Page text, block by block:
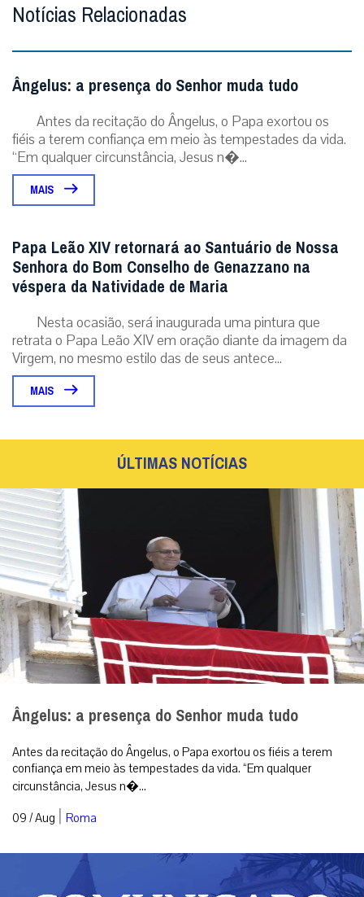
Notícias Relacionadas
Ângelus: a presença do Senhor muda tudo
Antes da recitação do Ângelus, o Papa exortou os
fiéis a terem confiança em meio às tempestades da vida.
“Em qualquer circunstância, Jesus n�...
MAIS
Papa Leão XIV retornará ao Santuário de Nossa
Senhora do Bom Conselho de Genazzano na
véspera da Natividade de Maria
Nesta ocasião, será inaugurada uma pintura que
retrata o Papa Leão XIV em oração diante da imagem da
Virgem, no mesmo estilo das de seus antece...
MAIS
ÚLTIMAS NOTÍCIAS
Ângelus: a presença do Senhor muda tudo
Antes da recitação do Ângelus, o Papa exortou os fiéis a terem
confiança em meio às tempestades da vida. “Em qualquer
circunstância, Jesus n�...
09 / Aug | Roma